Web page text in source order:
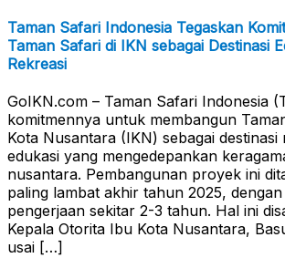
Taman Safari Indonesia Tegaskan
Taman Safari di IKN sebagai Destinasi
Rekreasi
GoIKN.com – Taman Safari Indonesia
komitmennya untuk membangun
Kota Nusantara (IKN) sebagai destinasi
edukasi yang mengedepankan
nusantara. Pembangunan proyek ini
paling lambat akhir tahun 2025,
pengerjaan sekitar 2-3 tahun. Hal ini
Kepala Otorita Ibu Kota Nusantara,
usai […]